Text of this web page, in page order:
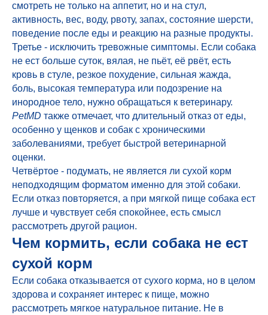
смотреть не только на аппетит, но и на стул,
активность, вес, воду, рвоту, запах, состояние шерсти,
поведение после еды и реакцию на разные продукты.
Третье - исключить тревожные симптомы. Если собака
не ест больше суток, вялая, не пьёт, её рвёт, есть
кровь в стуле, резкое похудение, сильная жажда,
боль, высокая температура или подозрение на
инородное тело, нужно обращаться к ветеринару.
PetMD также отмечает, что длительный отказ от еды,
особенно у щенков и собак с хроническими
заболеваниями, требует быстрой ветеринарной
оценки.
Четвёртое - подумать, не является ли сухой корм
неподходящим форматом именно для этой собаки.
Если отказ повторяется, а при мягкой пище собака ест
лучше и чувствует себя спокойнее, есть смысл
рассмотреть другой рацион.
Чем кормить, если собака не ест
сухой корм
Если собака отказывается от сухого корма, но в целом
здорова и сохраняет интерес к пище, можно
рассмотреть мягкое натуральное питание. Не в